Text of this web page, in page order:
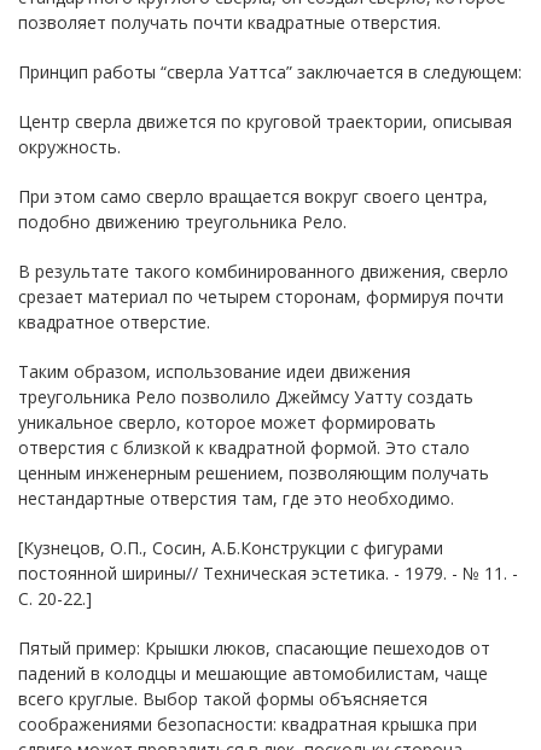
позволяет получать почти квадратные отверстия.
Принцип работы “сверла Уаттса” заключается в следующем:
Центр сверла движется по круговой траектории, описывая
окружность.
При этом само сверло вращается вокруг своего центра,
подобно движению треугольника Рело.
В результате такого комбинированного движения, сверло
срезает материал по четырем сторонам, формируя почти
квадратное отверстие.
Таким образом, использование идеи движения
треугольника Рело позволило Джеймсу Уатту создать
уникальное сверло, которое может формировать
отверстия с близкой к квадратной формой. Это стало
ценным инженерным решением, позволяющим получать
нестандартные отверстия там, где это необходимо.
[Кузнецов, О.П., Сосин, А.Б.Конструкции с фигурами
постоянной ширины// Техническая эстетика. - 1979. - № 11. -
С. 20-22.]
Пятый пример: Крышки люков, спасающие пешеходов от
падений в колодцы и мешающие автомобилистам, чаще
всего круглые. Выбор такой формы объясняется
соображениями безопасности: квадратная крышка при